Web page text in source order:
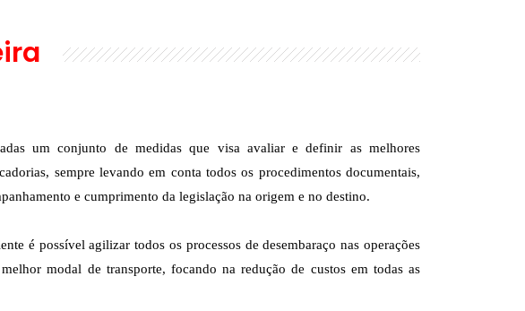
um conjunto de medidas que visa avaliar e definir as melhores
sempre levando em conta todos os procedimentos documentais,
e cumprimento da legislação na origem e no destino.
é possível agilizar todos os processos de desembaraço nas operações
modal de transporte, focando na redução de custos em todas as